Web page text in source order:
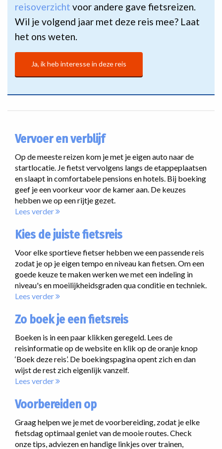
reisoverzicht voor andere gave fietsreizen.
Wil je volgend jaar met deze reis mee? Laat
het ons weten.
Ja, ik heb interesse in deze reis
Vervoer en verblijf
Op de meeste reizen kom je met je eigen auto naar de
startlocatie. Je fietst vervolgens langs de etappeplaatsen
en slaapt in comfortabele pensions en hotels. Bij boeking
geef je een voorkeur voor de kamer aan. De keuzes
hebben we op een rijtje gezet.
Lees verder
Kies de juiste fietsreis
Voor elke sportieve fietser hebben we een passende reis
zodat je op je eigen tempo en niveau kan fietsen. Om een
goede keuze te maken werken we met een indeling in
niveau's en moeilijkheidsgraden qua conditie en techniek.
Lees verder
Zo boek je een fietsreis
Boeken is in een paar klikken geregeld. Lees de
reisinformatie op de website en klik op de oranje knop
‘Boek deze reis’. De boekingspagina opent zich en dan
wijst de rest zich eigenlijk vanzelf.
Lees verder
Voorbereiden op
Graag helpen we je met de voorbereiding, zodat je elke
fietsdag optimaal geniet van de mooie routes. Check
onze tips, adviezen en handige linkjes over trainen,